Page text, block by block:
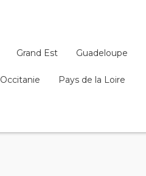
Grand Est Guadeloupe
Occitanie Pays de la Loire